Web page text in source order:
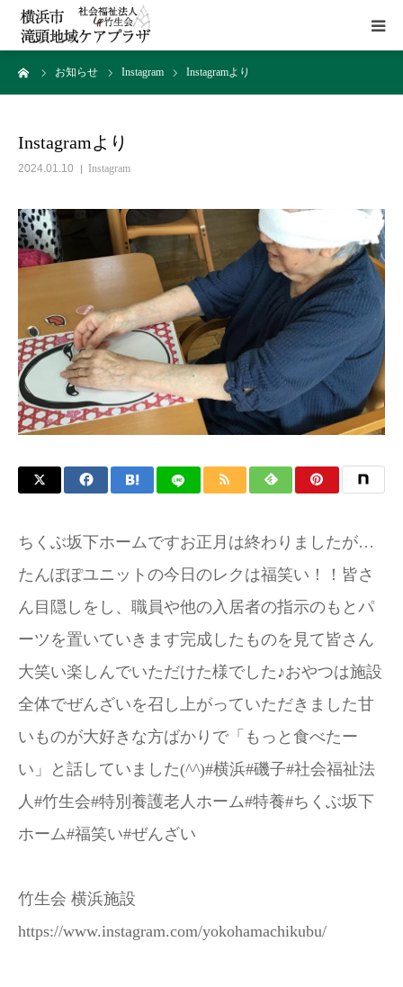
お知らせ Instagram Instagramより
Instagramより
2024.01.10 Instagram
ちくぶ坂下ホームですお正月は終わりましたが…
たんぽぽユニットの今日のレクは福笑い！！皆さ
ん目隠しをし、職員や他の入居者の指示のもとパ
ーツを置いていきます完成したものを見て皆さん
大笑い楽しんでいただけた様でした♪おやつは施設
全体でぜんざいを召し上がっていただきました甘
いものが大好きな方ばかりで「もっと食べたー
い」と話していました(^^)#横浜#磯子#社会福祉法
人#竹生会#特別養護老人ホーム#特養#ちくぶ坂下
ホーム#福笑い#ぜんざい
竹生会 横浜施設
https://www.instagram.com/yokohamachikubu/
HOME
施設概要
貸室
アクセス
お問い合わせ